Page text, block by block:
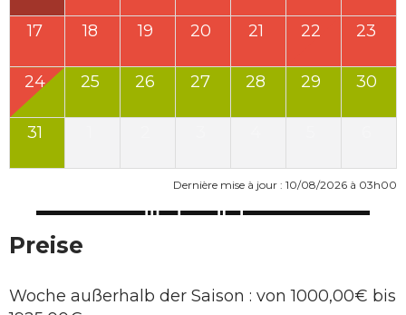
17 18 19 20 21 22 23
24 25 26 27 28 29 30
31
Dernière mise à jour : 10/08/2026 à 03h00
Preise
Woche außerhalb der Saison : von 1000,00€ bis